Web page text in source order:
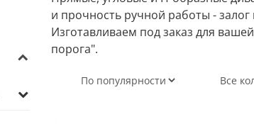
и прочность ручной работы -
Изготавливаем под заказ для
порога".